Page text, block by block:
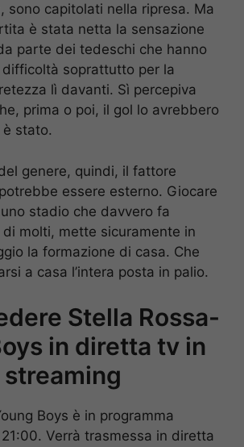
sono capitolati nella ripresa. Ma
è stata netta la sensazione
parte dei tedeschi che hanno
soprattutto per la
lì davanti. Sì percepiva
prima o poi, il gol lo avrebbero
stato.
genere, quindi, il fattore
essere esterno. Giocare
stadio che davvero fa
molti, mette sicuramente in
la formazione di casa. Che
a casa l’intera posta in palio.
Stella Rossa-
in diretta tv in
Boys è in programma
Verrà trasmessa in diretta